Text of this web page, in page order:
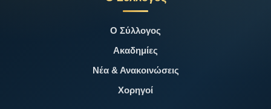
Ο Σύλλογος
Ακαδημίες
Νέα & Ανακοινώσεις
Χορηγοί